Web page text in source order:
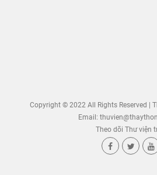
Copyright © 2022 All Rights Reserved |
Email:
Theo dõi Thư viện